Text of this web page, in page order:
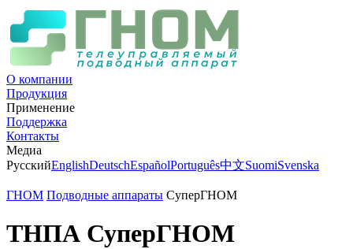
О компании
Продукция
Применение
Поддержка
Контакты
Медиа
РусскийEnglishDeutschEspañolPortuguês中文SuomiSvenska
ГНОМ Подводные аппараты СуперГНОМ
ТНПА СуперГНОМ